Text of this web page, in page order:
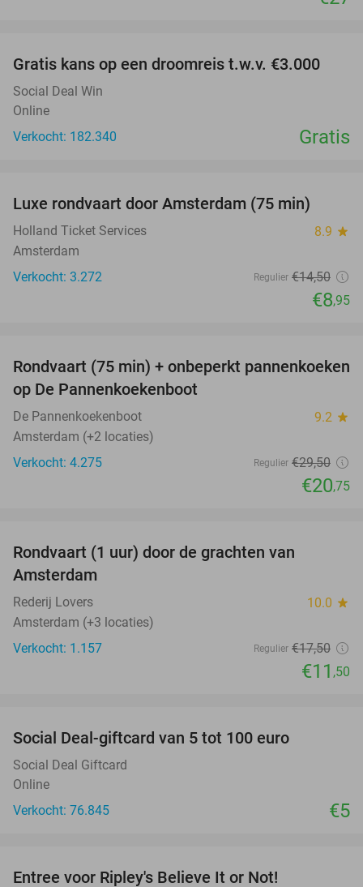
Gratis kans op een droomreis t.w.v. €3.000
Social Deal Win
Online
Verkocht: 182.340
Gratis
Luxe rondvaart door Amsterdam (75 min)
Holland Ticket Services 8.9 star
Amsterdam
Verkocht: 3.272
Regulier €14,50
€8,95
30%
Rondvaart (75 min) + onbeperkt pannenkoeken
op De Pannenkoekenboot
De Pannenkoekenboot 9.2 star
Amsterdam (+2 locaties)
Verkocht: 4.275
Regulier €29,50
€20,75
Rondvaart (1 uur) door de grachten van
Amsterdam
Rederij Lovers 10.0 star
Amsterdam (+3 locaties)
Verkocht: 1.157
Regulier €17,50
€11 ,50
Social Deal-giftcard van 5 tot 100 euro
Social Deal Giftcard
Online
Verkocht: 76.845
€5
Entree voor Ripley's Believe It or Not!